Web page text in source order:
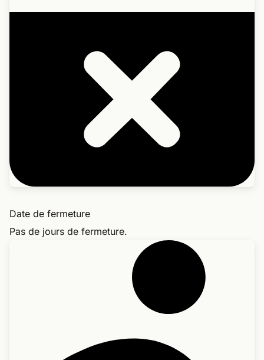
Date de fermeture
Pas de jours de fermeture.